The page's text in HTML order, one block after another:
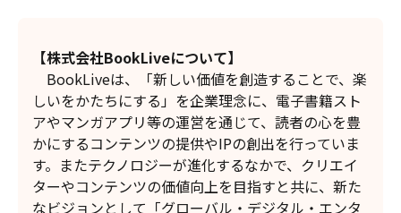
【株式会社BookLiveについて】
BookLiveは、「新しい価値を創造することで、楽
しいをかたちにする」を企業理念に、電子書籍スト
アやマンガアプリ等の運営を通じて、読者の心を豊
かにするコンテンツの提供やIPの創出を行っていま
す。またテクノロジーが進化するなかで、クリエイ
ターやコンテンツの価値向上を目指すと共に、新た
なビジョンとして「グローバル・デジタル・エンタ